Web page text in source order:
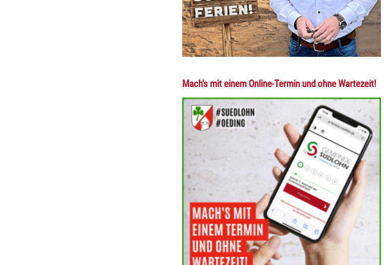
Mach's mit einem Online-Termin und ohne Wartezeit!